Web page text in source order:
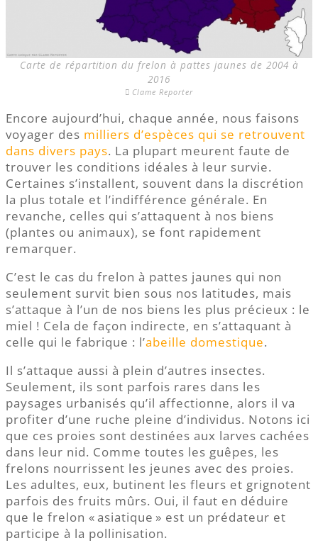
Carte de répartition du frelon à pattes jaunes de 2004 à
2016
Clame Reporter
Encore aujourd’hui, chaque année, nous faisons
voyager des milliers d’espèces qui se retrouvent
dans divers pays. La plupart meurent faute de
trouver les conditions idéales à leur survie.
Certaines s’installent, souvent dans la discrétion
la plus totale et l’indifférence générale. En
revanche, celles qui s’attaquent à nos biens
(plantes ou animaux), se font rapidement
remarquer.
C’est le cas du frelon à pattes jaunes qui non
seulement survit bien sous nos latitudes, mais
s’attaque à l’un de nos biens les plus précieux : le
miel ! Cela de façon indirecte, en s’attaquant à
celle qui le fabrique : l’abeille domestique.
Il s’attaque aussi à plein d’autres insectes.
Seulement, ils sont parfois rares dans les
paysages urbanisés qu’il affectionne, alors il va
profiter d’une ruche pleine d’individus. Notons ici
que ces proies sont destinées aux larves cachées
dans leur nid. Comme toutes les guêpes, les
frelons nourrissent les jeunes avec des proies.
Les adultes, eux, butinent les fleurs et grignotent
parfois des fruits mûrs. Oui, il faut en déduire
que le frelon « asiatique » est un prédateur et
participe à la pollinisation.